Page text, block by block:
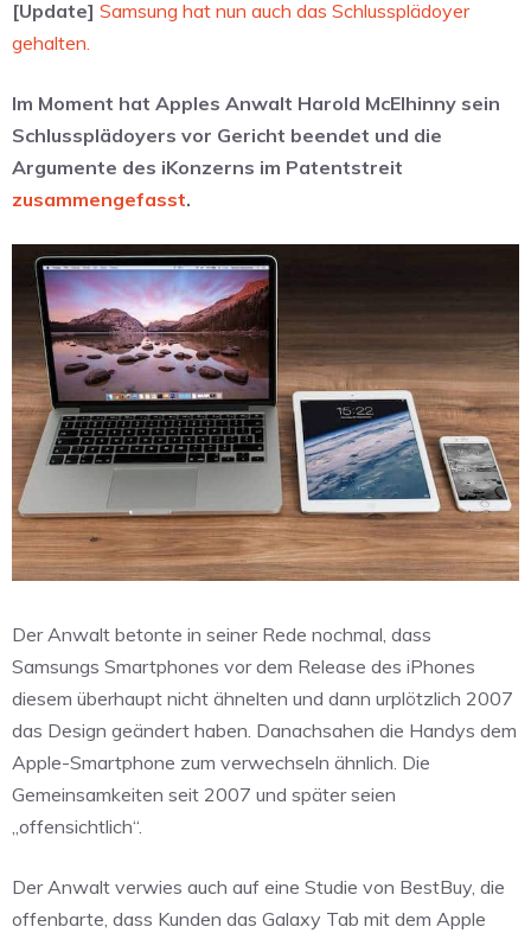
[Update] Samsung hat nun auch das Schlussplädoyer
gehalten.
Im Moment hat Apples Anwalt Harold McElhinny sein
Schlussplädoyers vor Gericht beendet und die
Argumente des iKonzerns im Patentstreit
zusammengefasst.
Der Anwalt betonte in seiner Rede nochmal, dass
Samsungs Smartphones vor dem Release des iPhones
diesem überhaupt nicht ähnelten und dann urplötzlich 2007
das Design geändert haben. Danachsahen die Handys dem
Apple-Smartphone zum verwechseln ähnlich. Die
Gemeinsamkeiten seit 2007 und später seien
„offensichtlich“.
Der Anwalt verwies auch auf eine Studie von BestBuy, die
offenbarte, dass Kunden das Galaxy Tab mit dem Apple